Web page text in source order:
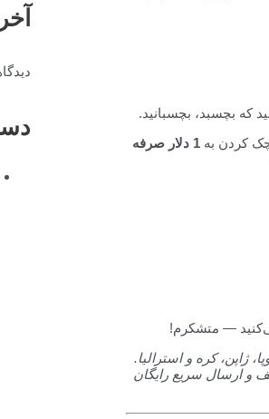
که بچسبد، بچسبانید.
کردن به
1 دلار صرفه
— متشکرم!
ردیابی) و 5.90 دلار برای بریتانیا، اروپا، ژاپن، کره و استرالیا.
هنگام پرداخت محاسبه می شود. برای دریافت 5 دلار تخفیف و ارسال سریع رایگان